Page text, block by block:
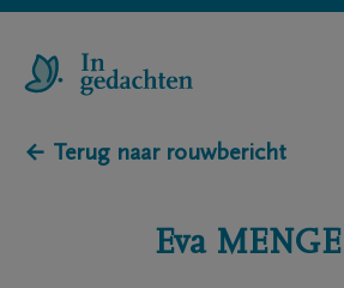
← Terug naar rouwbericht
Eva